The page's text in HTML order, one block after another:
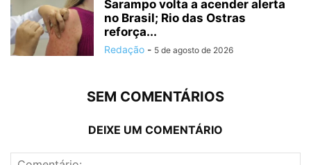
Sarampo volta a acender alerta
no Brasil; Rio das Ostras
reforça...
Redação - 5 de agosto de 2026
SEM COMENTÁRIOS
DEIXE UM COMENTÁRIO